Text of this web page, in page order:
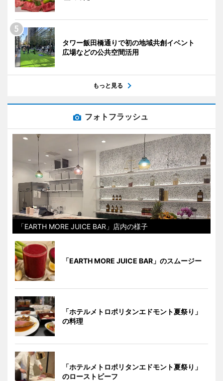
タワー飯田橋通りで初の地域共創イベント
広場などの公共空間活用
もっと見る
フォトフラッシュ
「EARTH MORE JUICE BAR」店内の様子
「EARTH MORE JUICE BAR」のスムージー
「ホテルメトロポリタンエドモント夏祭り」
の料理
「ホテルメトロポリタンエドモント夏祭り」
のローストビーフ